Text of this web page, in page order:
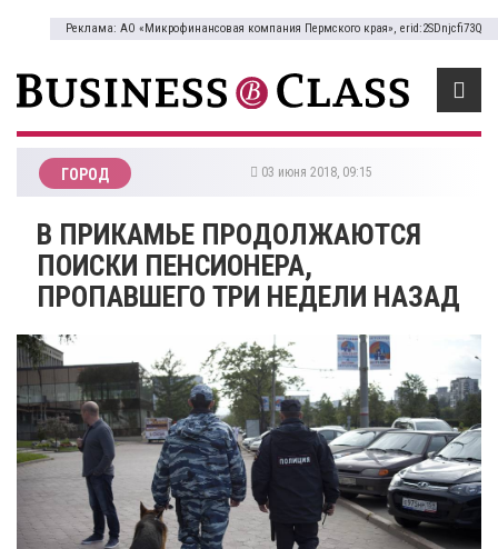
Реклама: АО «Микрофинансовая компания Пермского края», erid:2SDnjcfi73Q
ГОРОД 03 июня 2018, 09:15
​В ПРИКАМЬЕ ПРОДОЛЖАЮТСЯ
ПОИСКИ ПЕНСИОНЕРА,
ПРОПАВШЕГО ТРИ НЕДЕЛИ НАЗАД